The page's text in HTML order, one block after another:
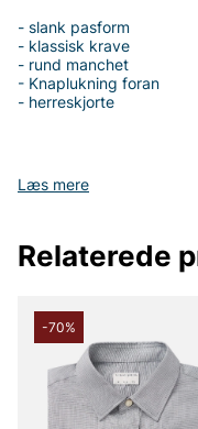
Læs mere
- slank pasform
- klassisk krave
- rund manchet
- Knaplukning foran
- herreskjorte
Tak fordi du handler i
Relaterede
-70%